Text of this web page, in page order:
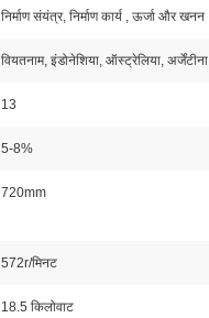
निर्माण संयंत्र, निर्माण कार्य , ऊर्जा और खनन
वियतनाम, इंडोनेशिया, ऑस्ट्रेलिया, अर्जेंटीना
13
5-8%
720mm
572r/मिनट
18.5 किलोवाट